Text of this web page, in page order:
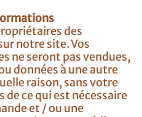
des
notre site. Vos
ne seront pas vendues,
données à une autre
raison, sans votre
ce qui est nécessaire
et / ou une